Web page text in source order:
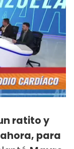
ratito y
para